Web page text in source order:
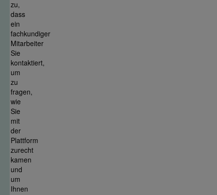
zu,
dass
ein
fachkundiger
Mitarbeiter
Sie
kontaktiert,
um
zu
fragen,
wie
Sie
mit
der
Plattform
zurecht
kamen
und
um
Ihnen